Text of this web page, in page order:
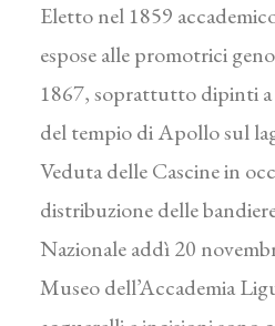
Eletto nel 1859
espose alle promotrici
1867, soprattutto dipinti
del tempio di Apollo sul
Veduta delle Cascine in
distribuzione delle
Nazionale addì 20
Museo dell’Accademia